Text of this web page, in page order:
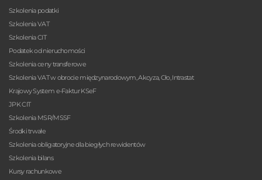
Szkolenia podatki
Szkolenia VAT
Szkolenia CIT
Podatek od nieruchomości
Szkolenia ceny transferowe
Szkolenia VAT w obrocie międzynarodowym, Akcyza, Cło, Intrastat
Krajowy System e-Faktur KSeF
JPK CIT
Szkolenia MSR/MSSF
Środki trwałe
Szkolenia obligatoryjne dla biegłych rewidentów
Szkolenia bilans
Kursy rachunkowe